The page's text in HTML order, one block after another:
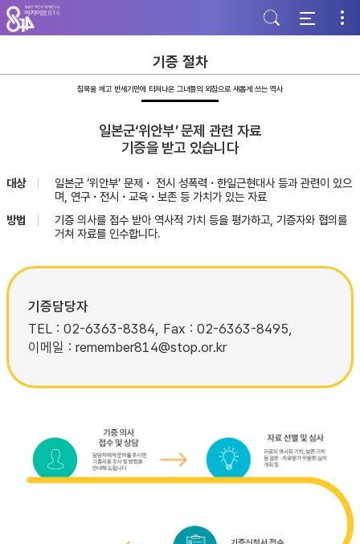
주
메
뉴
가
본
문
바
기
하
단
바
기
기증 절차
침묵을 깨고 반세기만에 터져나온 그녀들의 외침으로 새롭게 쓰는 역사
일본군‘위안부’ 문제 관련 자료
기증을 받고 있습니다
대상
일본군 ‘위안부’ 문제・ 전시 성폭력・한일근현대사 등과 관련이 있으
며, 연구・전시・교육・보존 등 가치가 있는 자료
방법
기증 의사를 접수 받아 역사적 가치 등을 평가하고, 기증자와 협의를
거쳐 자료를 인수합니다.
기증담당자
TEL : 02-6363-8384, Fax : 02-6363-8495,
이메일 : remember814@stop.or.kr